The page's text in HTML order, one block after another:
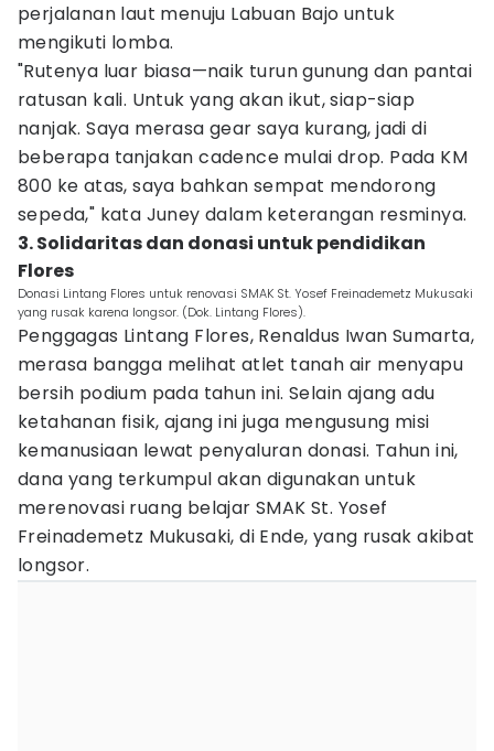
perjalanan laut menuju Labuan Bajo untuk
mengikuti lomba.
"Rutenya luar biasa—naik turun gunung dan pantai
ratusan kali. Untuk yang akan ikut, siap-siap
nanjak. Saya merasa gear saya kurang, jadi di
beberapa tanjakan cadence mulai drop. Pada KM
800 ke atas, saya bahkan sempat mendorong
sepeda," kata Juney dalam keterangan resminya.
3. Solidaritas dan donasi untuk pendidikan
Flores
Donasi Lintang Flores untuk renovasi SMAK St. Yosef Freinademetz Mukusaki
yang rusak karena longsor. (Dok. Lintang Flores).
Penggagas Lintang Flores, Renaldus Iwan Sumarta,
merasa bangga melihat atlet tanah air menyapu
bersih podium pada tahun ini. Selain ajang adu
ketahanan fisik, ajang ini juga mengusung misi
kemanusiaan lewat penyaluran donasi. Tahun ini,
dana yang terkumpul akan digunakan untuk
merenovasi ruang belajar SMAK St. Yosef
Freinademetz Mukusaki, di Ende, yang rusak akibat
longsor.